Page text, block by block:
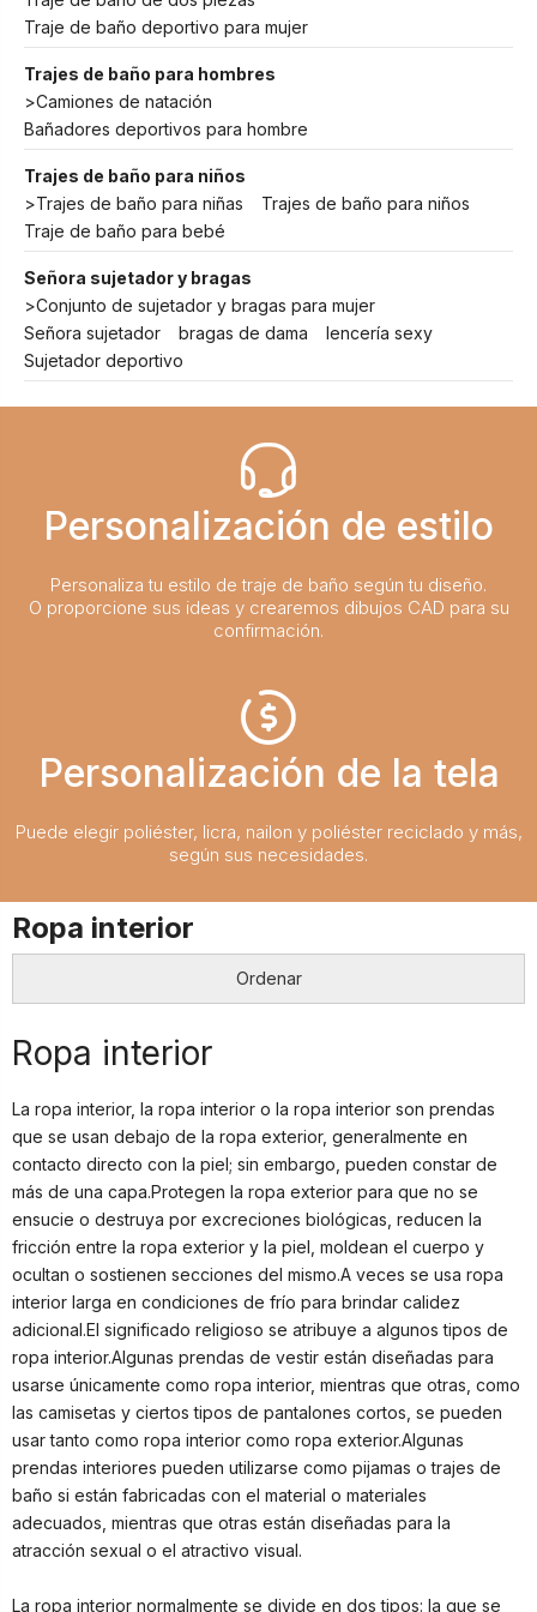
Traje de baño deportivo para mujer
Trajes de baño para hombres
>Camiones de natación
Bañadores deportivos para hombre
Trajes de baño para niños
>Trajes de baño para niñas
Trajes de baño para niños
Traje de baño para bebé
Señora sujetador y bragas
>Conjunto de sujetador y bragas para mujer
Señora sujetador
bragas de dama
lencería sexy
Sujetador deportivo
Personalización de estilo
Personaliza tu estilo de traje de baño según tu diseño.
O proporcione sus ideas y crearemos dibujos CAD para su
confirmación.
Personalización de la tela
Puede elegir poliéster, licra, nailon y poliéster reciclado y más,
según sus necesidades.
Ropa interior
Ordenar
Ropa interior
La ropa interior, la ropa interior o la ropa interior son prendas
que se usan debajo de la ropa exterior, generalmente en
contacto directo con la piel; sin embargo, pueden constar de
más de una capa.Protegen la ropa exterior para que no se
ensucie o destruya por excreciones biológicas, reducen la
fricción entre la ropa exterior y la piel, moldean el cuerpo y
ocultan o sostienen secciones del mismo.A veces se usa ropa
interior larga en condiciones de frío para brindar calidez
adicional.El significado religioso se atribuye a algunos tipos de
ropa interior.Algunas prendas de vestir están diseñadas para
usarse únicamente como ropa interior, mientras que otras, como
las camisetas y ciertos tipos de pantalones cortos, se pueden
usar tanto como ropa interior como ropa exterior.Algunas
prendas interiores pueden utilizarse como pijamas o trajes de
baño si están fabricadas con el material o materiales
adecuados, mientras que otras están diseñadas para la
atracción sexual o el atractivo visual.
La ropa interior normalmente se divide en dos tipos: la que se